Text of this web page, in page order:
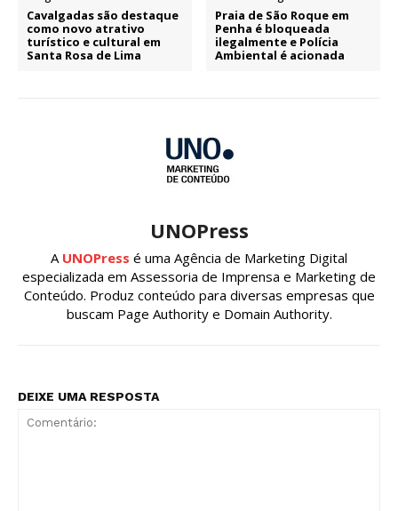
Cavalgadas são destaque
como novo atrativo
turístico e cultural em
Santa Rosa de Lima
Praia de São Roque em
Penha é bloqueada
ilegalmente e Polícia
Ambiental é acionada
UNOPress
A UNOPress é uma Agência de Marketing Digital
especializada em Assessoria de Imprensa e Marketing de
Conteúdo. Produz conteúdo para diversas empresas que
buscam Page Authority e Domain Authority.
DEIXE UMA RESPOSTA